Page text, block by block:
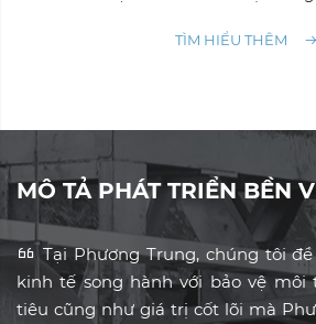
TÌM HIỂU THÊM
MÔ TẢ PHÁT TRIỂN BỀN
Tại Phương Trung, chúng tôi
kinh tế song hành với bảo vệ môi
tiêu cũng như giá trị cốt lõi mà